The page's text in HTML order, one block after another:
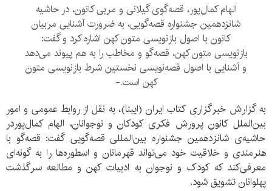
الهام کمال‌پور، قصه‌گوی گیلانی و مربی کانون، در حاشیه
شانزدهمین جشنواره قصه‌گویی، به ضرورت آشنایی مربیان
کانون با اصول بازنویسی متون کهن اشاره کرد و گفت:
بازنویسی متون کهن، قصه‌گو و مخاطب را به هم پیوند می‌دهد
و آشنایی با اصول قصه‌نویسی نخستین شرط بازنویسی متون
کهن است.-
به گزارش خبرگزاری کتاب ایران (ایبنا)، به نقل از روابط عمومی و امور
بین‌الملل کانون پرورش فکری کودکان و نوجوانان، الهام کمال‌پوردر
حاشیه‌ی شانزدهمین جشنواره ‌بین‌المللی قصه‌گویی گفت: قصه‌گو با
هنرمندی و خلاقیت خود می‌تواند قهرمانان و اسطوره‌ها را به گونه‌ای
معرفی‌کند که کودک و نوجوان به ادبیات کهن و مطالعه سرگذشت
پهلوانان تشویق شود.